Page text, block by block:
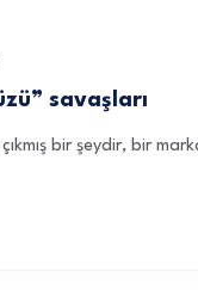
savaşları
bir şeydir, bir